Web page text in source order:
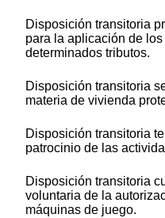
Disposición transitoria
para la aplicación de
determinados tributos.
Disposición transitoria
materia de vivienda
Disposición transitoria
patrocinio de las
Disposición transitoria
voluntaria de la
máquinas de juego.